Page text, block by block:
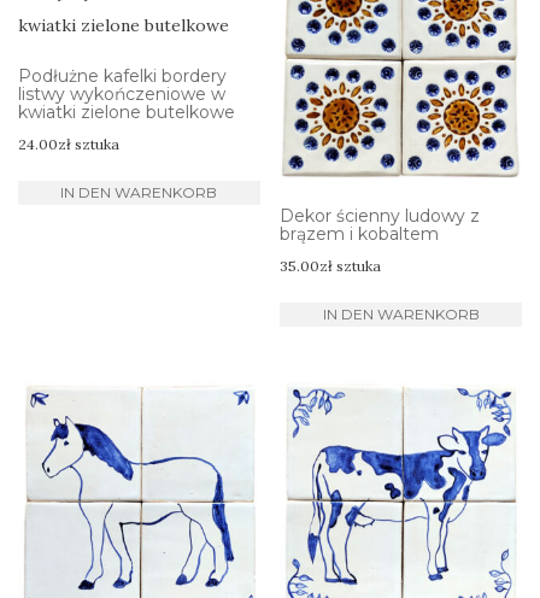
Podłużne kafelki bordery
listwy wykończeniowe w
kwiatki zielone butelkowe
24.00zł sztuka
IN DEN WARENKORB
Dekor ścienny ludowy z
brązem i kobaltem
35.00zł sztuka
IN DEN WARENKORB